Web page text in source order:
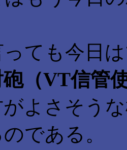
ても今日
砲（VT信管
よさそう
である。